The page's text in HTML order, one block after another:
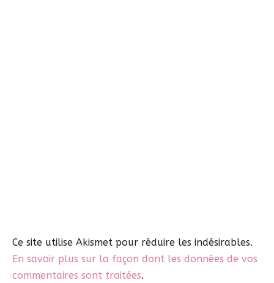
Ce site utilise Akismet pour réduire les indésirables.
En savoir plus sur la façon dont les données de vos
commentaires sont traitées.